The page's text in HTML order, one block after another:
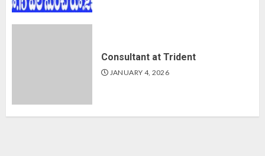
Consultant at Trident
JANUARY 4, 2026